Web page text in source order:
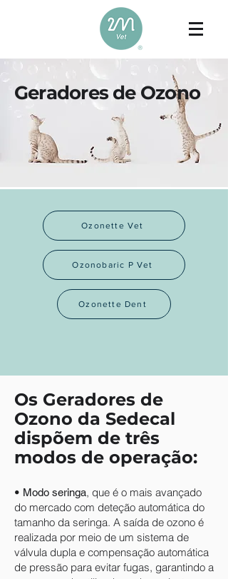
Geradores de Ozono
Ozonette Vet
Ozonobaric P Vet
Ozonette Dent
Os Geradores de
Ozono da Sedecal
dispõem de três
modos de operação:
• Modo seringa, que é o mais avançado
do mercado com deteção automática do
tamanho da seringa. A saída de ozono é
realizada por meio de um sistema de
válvula dupla e compensação automática
de pressão para evitar fugas, garantindo a